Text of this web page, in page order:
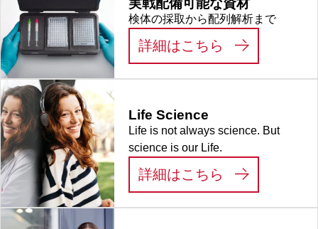
実戦配備可能な資材
検体の採取から配列解析まで
詳細はこちら 実戦配備可
Life Science
Life is not always science. But
science is our Life.
詳細はこちら LIFE